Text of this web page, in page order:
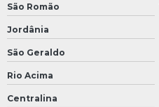
São Romão
Jordânia
São Geraldo
Rio Acima
Centralina